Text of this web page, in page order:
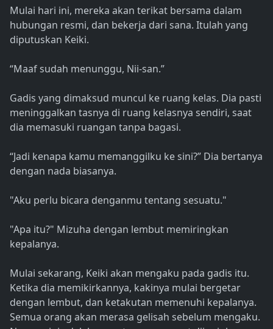
Mulai hari ini, mereka akan terikat bersama dalam
hubungan resmi, dan bekerja dari sana. Itulah yang
diputuskan Keiki.
“Maaf sudah menunggu, Nii-san.”
Gadis yang dimaksud muncul ke ruang kelas. Dia pasti
meninggalkan tasnya di ruang kelasnya sendiri, saat
dia memasuki ruangan tanpa bagasi.
“Jadi kenapa kamu memanggilku ke sini?” Dia bertanya
dengan nada biasanya.
"Aku perlu bicara denganmu tentang sesuatu."
"Apa itu?" Mizuha dengan lembut memiringkan
kepalanya.
Mulai sekarang, Keiki akan mengaku pada gadis itu.
Ketika dia memikirkannya, kakinya mulai bergetar
dengan lembut, dan ketakutan memenuhi kepalanya.
Semua orang akan merasa gelisah sebelum mengaku.